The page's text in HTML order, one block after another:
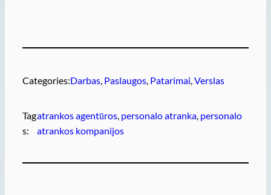
Categories:Darbas, Paslaugos, Patarimai, Verslas
Tag
s:
atrankos agentūros personalo atranka personalo
atrankos kompanijos